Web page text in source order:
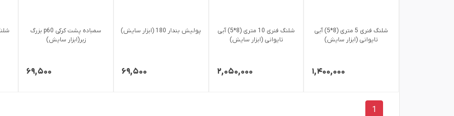
شلنگ فنری 5 متری (8*5) آبی
تایوانی (ابزار سایش)
۱,۴۰۰,۰۰۰
شلنگ فنری 10 متری (8*5) آبی
تایوانی (ابزار سایش)
۲,۰۵۰,۰۰۰
پولیش بندار 180 (ابزار سایش)
۶۹,۵۰۰
سمباده پشت کرکی p60 بزرگ
زبر(ابزار سایش)
۶۹,۵۰۰
1